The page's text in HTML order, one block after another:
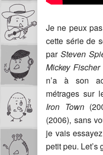
Je ne peux
cette série de
parSteven
Mickey Fischer
n’a à son
métrages sur
Iron Town
(2006), sans
je vais
petit peu. Let’s